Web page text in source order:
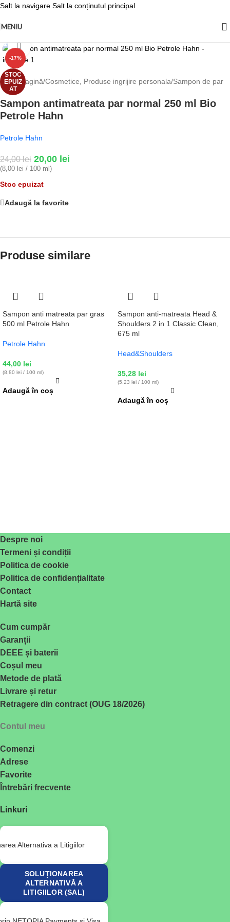
Salt la navigare Salt la conținutul principal
MENIU
-17%
STOC
EPUIZ
AT
Fă clic pentru a mări
Prima pagină/Cosmetice, Produse ingrijire personala/Sampon de par
Sampon antimatreata par normal 250 ml Bio
Petrole Hahn
Petrole Hahn
24,00lei 20,00 lei
(8,00 lei / 100 ml)
Stoc epuizat
Adaugă la favorite
Produse similare
Sampon anti matreata par gras
500 ml Petrole Hahn
Petrole Hahn
44,00 lei
(8,80 lei / 100 ml)
Adaugă în coș
Sampon anti-matreata Head &
Shoulders 2 in 1 Classic Clean,
675 ml
Head&Shoulders
35,28 lei
(5,23 lei / 100 ml)
Adaugă în coș
Despre noi
Termeni și condiții
Politica de cookie
Politica de confidențialitate
Contact
Hartă site
Cum cumpăr
Garanții
DEEE și baterii
Coșul meu
Metode de plată
Livrare și retur
Retragere din contract (OUG 18/2026)
Contul meu
Comenzi
Adrese
Favorite
Întrebări frecvente
Linkuri
SOLUȚIONAREA
ALTERNATIVĂ A
LITIGIILOR (SAL)